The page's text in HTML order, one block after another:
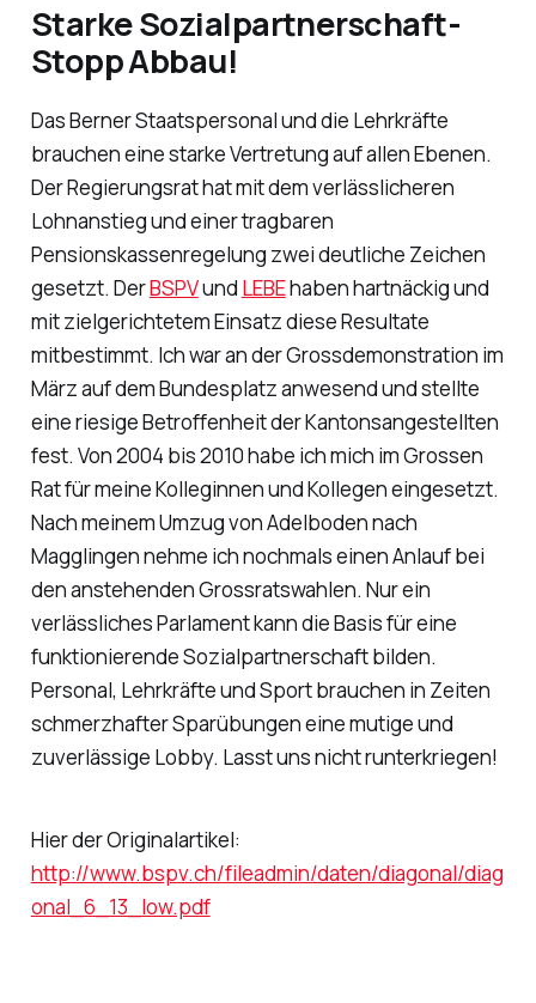
Starke Sozialpartnerschaft-
Stopp Abbau!
Das Berner Staatspersonal und die Lehrkräfte
brauchen eine starke Vertretung auf allen Ebenen.
Der Regierungsrat hat mit dem verlässlicheren
Lohnanstieg und einer tragbaren
Pensionskassenregelung zwei deutliche Zeichen
gesetzt. DerBSPVund LEBEhaben hartnäckig und
mit zielgerichtetem Einsatz diese Resultate
mitbestimmt. Ich war an der Grossdemonstration im
März auf dem Bundesplatz anwesend und stellte
eine riesige Betroffenheit der Kantonsangestellten
fest. Von 2004 bis 2010 habe ich mich im Grossen
Rat für meine Kolleginnen und Kollegen eingesetzt.
Nach meinem Umzug von Adelboden nach
Magglingen nehme ich nochmals einen Anlauf bei
den anstehenden Grossratswahlen. Nur ein
verlässliches Parlament kann die Basis für eine
funktionierende Sozialpartnerschaft bilden.
Personal, Lehrkräfte und Sport brauchen in Zeiten
schmerzhafter Sparübungen eine mutige und
zuverlässige Lobby. Lasst uns nicht runterkriegen!
Hier der Originalartikel:
http://www.bspv.ch/fileadmin/daten/diagonal/diag
onal_6_13_low.pdf